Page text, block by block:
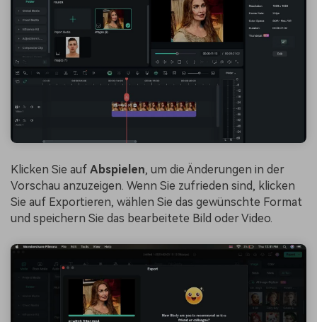
Klicken Sie auf Abspielen, um die Änderungen in der
Vorschau anzuzeigen. Wenn Sie zufrieden sind, klicken
Sie auf Exportieren, wählen Sie das gewünschte Format
und speichern Sie das bearbeitete Bild oder Video.